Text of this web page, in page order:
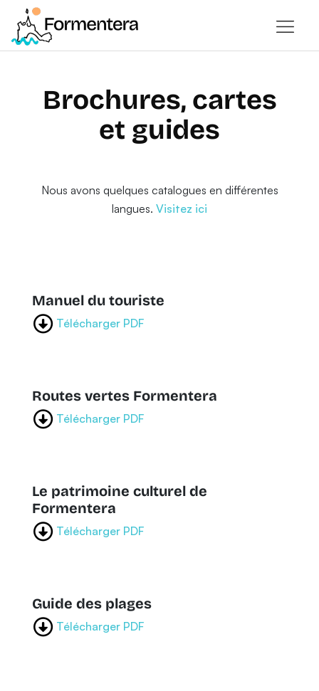
Brochures, cartes
et guides
Nous avons quelques catalogues en différentes
langues. Visitez ici
Manuel du touriste
Télécharger PDF
Routes vertes Formentera
Télécharger PDF
Le patrimoine culturel de
Formentera
Télécharger PDF
Guide des plages
Télécharger PDF